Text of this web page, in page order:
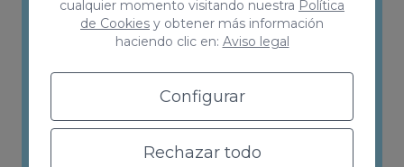
cualquier momento visitando nuestra Política
de Cookies y obtener más información
haciendo clic en: Aviso legal
Configurar
Rechazar todo
Sesiones de foto y vídeo
palabras y en las redes esto se
multiplica por 3.